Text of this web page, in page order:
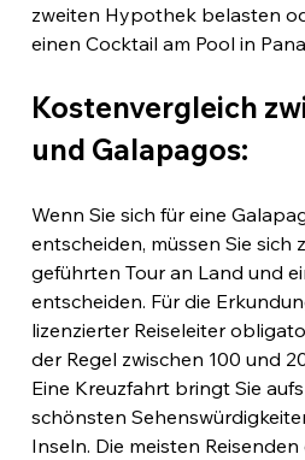
zweiten Hypothek belasten
einen Cocktail am Pool in
Kostenvergleich
und Galapagos:
Wenn Sie sich für eine
entscheiden, müssen Sie sich
geführten Tour an Land und
entscheiden. Für die
lizenzierter Reiseleiter
der Regel zwischen 100 und
Eine Kreuzfahrt bringt Sie
schönsten
Inseln. Die meisten